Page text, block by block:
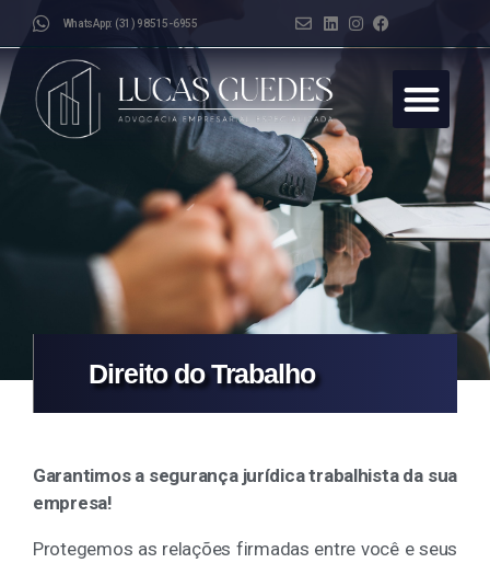
WhatsApp: (31) 98515-6955
Direito do Trabalho
Garantimos a segurança jurídica trabalhista da sua
empresa!
Protegemos as relações firmadas entre você e seus